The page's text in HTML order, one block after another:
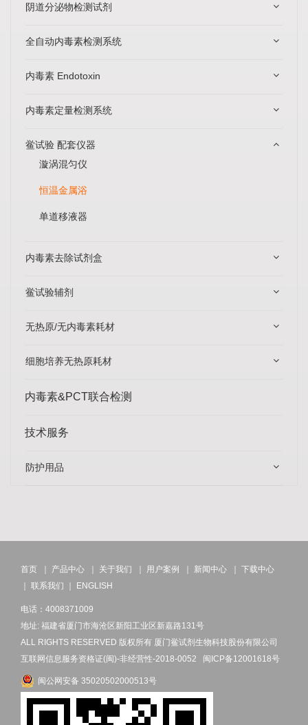
阴道分泌物检测试剂
全自动内毒素检测系统
内毒素 Endotoxin
内毒素定量检测系统
鲎试验 配套仪器
漩涡混匀仪
恒温金属浴
单道移液器
内毒素去除试剂盒
鲎试验辅剂
无热原/无内毒素耗材
细胞培养无热原耗材
内毒素&PCT联合检测
技术服务
防护用品
首页 ｜ 产品中心 ｜ 关于我们 ｜ 用户案例 ｜ 新闻中心 ｜ 下载中心
｜ 联系我们 ｜ ENGLISH
电话：4008371009
地址: 福建省厦门市海沧区新阳工业区新嘉路131号
ALL RIGHTS RESERVED 版权所有 厦门鲎试剂生物科技股份有限公司
互联网信息服务资格证(闽)-非经营性-2018-0052 闽ICP备12001618号
闽公网安备 35020502000513号